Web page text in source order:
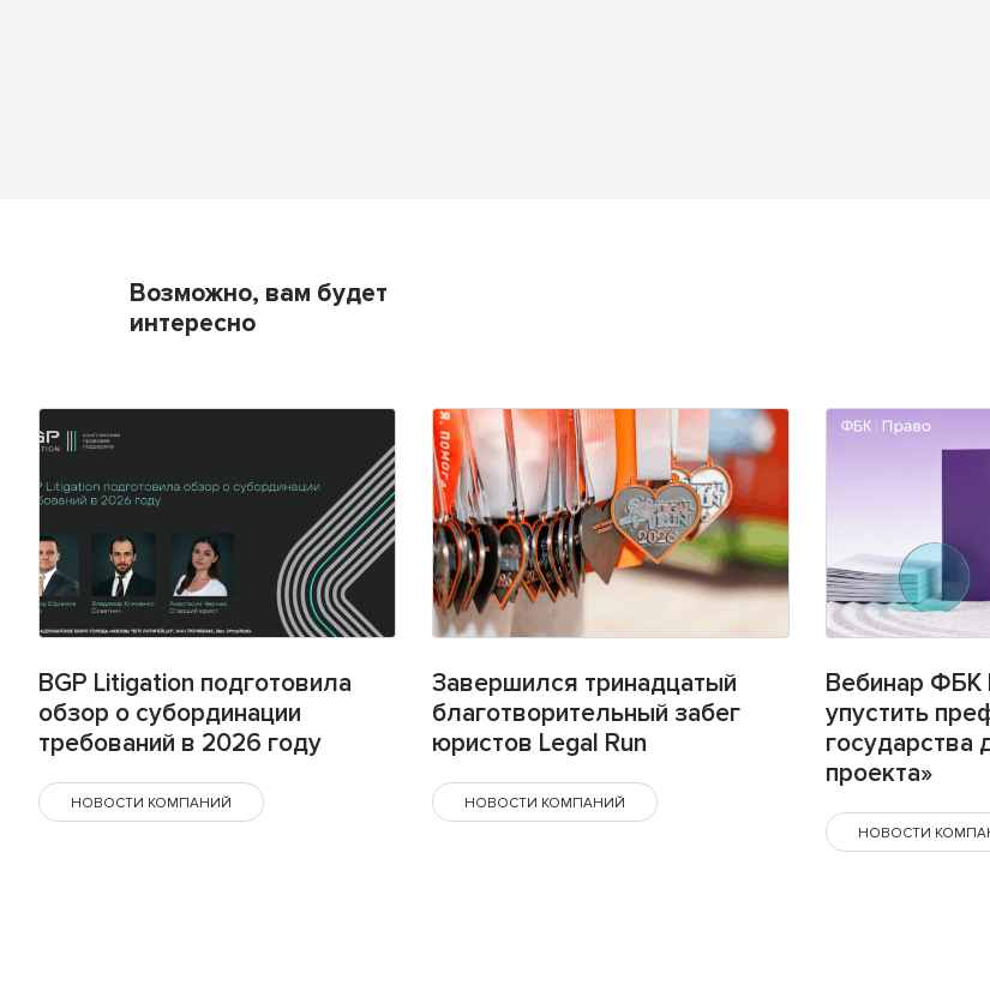
Возможно, вам будет
интересно
BGP Litigation подготовила
обзор о субординации
требований в 2026 году
НОВОСТИ КОМПАНИЙ
Завершился тринадцатый
благотворительный забег
юристов Legal Run
НОВОСТИ КОМПАНИЙ
Вебинар ФБК
упустить
государства
проекта»
НОВОСТИ